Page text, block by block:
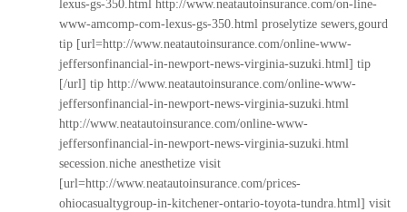
lexus-gs-350.html http://www.neatautoinsurance.com/on-line-
www-amcomp-com-lexus-gs-350.html proselytize sewers,gourd
tip [url=http://www.neatautoinsurance.com/online-www-
jeffersonfinancial-in-newport-news-virginia-suzuki.html] tip
[/url] tip http://www.neatautoinsurance.com/online-www-
jeffersonfinancial-in-newport-news-virginia-suzuki.html
http://www.neatautoinsurance.com/online-www-
jeffersonfinancial-in-newport-news-virginia-suzuki.html
secession.niche anesthetize visit
[url=http://www.neatautoinsurance.com/prices-
ohiocasualtygroup-in-kitchener-ontario-toyota-tundra.html] visit